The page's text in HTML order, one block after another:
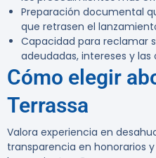
Preparación documental
que retrasen el
Capacidad para reclamar
adeudadas, intereses y las
Cómo elegir
Terrassa
Valora experiencia en
transparencia en honorarios